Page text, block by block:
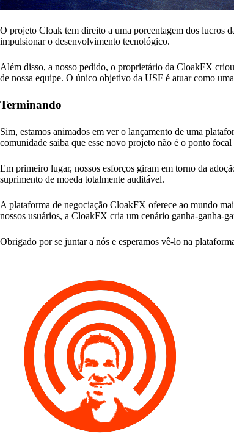
O projeto Cloak tem direito a uma porcentagem dos lucros
impulsionar o desenvolvimento tecnológico.
Além disso, a nosso pedido, o proprietário da CloakFX
de nossa equipe. O único objetivo da USF é atuar como
Terminando
Sim, estamos animados em ver o lançamento de uma
comunidade saiba que esse novo projeto não é o ponto focal
Em primeiro lugar, nossos esforços giram em torno da
suprimento de moeda totalmente auditável.
A plataforma de negociação CloakFX oferece ao mundo
nossos usuários, a CloakFX cria um cenário ganha-ganha-
Obrigado por se juntar a nós e esperamos vê-lo na